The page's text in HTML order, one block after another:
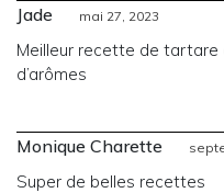
Jade mai 27, 2023
Meilleur recette de tartare
d’arômes
Monique Charette
Super de belles recettes